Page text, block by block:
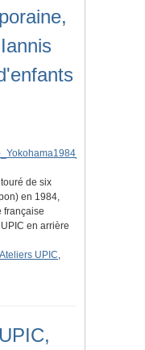
de six
en 1984,
française
en arrière
Ateliers UPIC,